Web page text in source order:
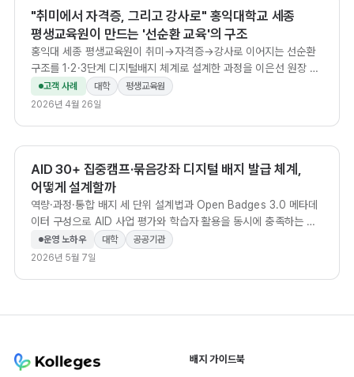
"취미에서 자격증, 그리고 강사로" 홍익대학교 세종
평생교육원이 만드는 '선순환 교육'의 구조
홍익대 세종 평생교육원이 취미→자격증→강사로 이어지는 선순환
구조를 1·2·3단계 디지털배지 체계로 설계한 과정을 이은선 원장 인
터뷰로 담았다.
고객 사례 대학
평생교육원
2026년 4월 26일
AID 30+ 집중캠프·묶음강좌 디지털 배지 발급 체계,
어떻게 설계할까
역량·과정·통합 배지 세 단위 설계법과 Open Badges 3.0 메타데
이터 구성으로 AID 사업 평가와 학습자 활용을 동시에 충족하는 방
법.운영 노하우 대학
공공기관
2026년 5월 7일
배지 가이드북